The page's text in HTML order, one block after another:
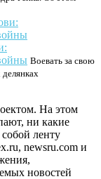
Воевать за свою
На этом
ни какие
ленту
newsru.com и
новостей